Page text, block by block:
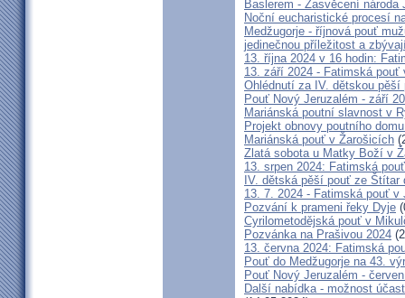
Baslerem - Zasvěcení národa
Noční eucharistické procesí
Medžugorje - říjnová pouť
jedinečnou příležitost a
13. října 2024 v 16 hodin:
13. září 2024 - Fatimská pouť
Ohlédnutí za IV. dětskou
Pouť Nový Jeruzalém - září
Mariánská poutní slavnost v
Projekt obnovy poutního
Mariánská pouť v Žarošicích
Zlatá sobota u Matky Boží v
13. srpen 2024: Fatimská
IV. dětská pěší pouť ze Štítar
13. 7. 2024 - Fatimská pouť
Pozvání k prameni řeky Dyje
Cyrilometodějská pouť v
Pozvánka na Prašivou 2024
13. června 2024: Fatimská
Pouť do Medžugorje na 43.
Pouť Nový Jeruzalém -
Další nabídka - možnost